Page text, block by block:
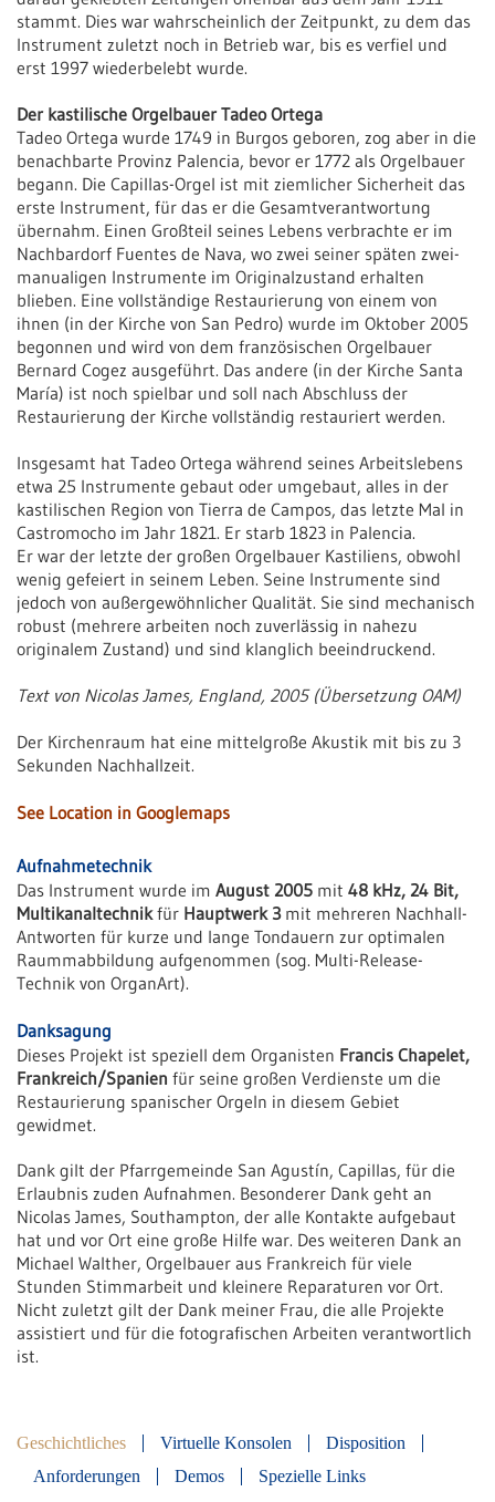
stammt. Dies war wahrscheinlich der Zeitpunkt, zu dem das
Instrument zuletzt noch in Betrieb war, bis es verfiel und
erst 1997 wiederbelebt wurde.
Der kastilische Orgelbauer Tadeo Ortega
Tadeo Ortega wurde 1749 in Burgos geboren, zog aber in die
benachbarte Provinz Palencia, bevor er 1772 als Orgelbauer
begann. Die Capillas-Orgel ist mit ziemlicher Sicherheit das
erste Instrument, für das er die Gesamtverantwortung
übernahm. Einen Großteil seines Lebens verbrachte er im
Nachbardorf Fuentes de Nava, wo zwei seiner späten zwei-
manualigen Instrumente im Originalzustand erhalten
blieben. Eine vollständige Restaurierung von einem von
ihnen (in der Kirche von San Pedro) wurde im Oktober 2005
begonnen und wird von dem französischen Orgelbauer
Bernard Cogez ausgeführt. Das andere (in der Kirche Santa
María) ist noch spielbar und soll nach Abschluss der
Restaurierung der Kirche vollständig restauriert werden.
Insgesamt hat Tadeo Ortega während seines Arbeitslebens
etwa 25 Instrumente gebaut oder umgebaut, alles in der
kastilischen Region von Tierra de Campos, das letzte Mal in
Castromocho im Jahr 1821. Er starb 1823 in Palencia.
Er war der letzte der großen Orgelbauer Kastiliens, obwohl
wenig gefeiert in seinem Leben. Seine Instrumente sind
jedoch von außergewöhnlicher Qualität. Sie sind mechanisch
robust (mehrere arbeiten noch zuverlässig in nahezu
originalem Zustand) und sind klanglich beeindruckend.
Text von Nicolas James, England, 2005 (Übersetzung OAM)
Der Kirchenraum hat eine mittelgroße Akustik mit bis zu 3
Sekunden Nachhallzeit.
See Location in Googlemaps
Aufnahmetechnik
Das Instrument wurde im August 2005 mit 48 kHz, 24 Bit,
Multikanaltechnikfür Hauptwerk 3 mit mehreren Nachhall-
Antworten für kurze und lange Tondauern zur optimalen
Raummabbildung aufgenommen (sog. Multi-Release-
Technik von OrganArt).
Danksagung
Dieses Projekt ist speziell dem Organisten Francis Chapelet,
Frankreich/Spanien für seine großen Verdienste um die
Restaurierung spanischer Orgeln in diesem Gebiet
gewidmet.
Dank gilt der Pfarrgemeinde San Agustín, Capillas, für die
Erlaubnis zuden Aufnahmen. Besonderer Dank geht an
Nicolas James, Southampton, der alle Kontakte aufgebaut
hat und vor Ort eine große Hilfe war. Des weiteren Dank an
Michael Walther, Orgelbauer aus Frankreich für viele
Stunden Stimmarbeit und kleinere Reparaturen vor Ort.
Nicht zuletzt gilt der Dank meiner Frau, die alle Projekte
assistiert und für die fotografischen Arbeiten verantwortlich
ist.
Geschichtliches Virtuelle Konsolen
Disposition
Anforderungen
Demos Spezielle Links